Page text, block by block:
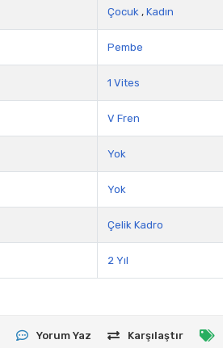
Çocuk ,Kadın
Pembe
1 Vites
V Fren
Yok
Yok
Çelik Kadro
2 Yıl
Yorum Yaz Karşılaştır